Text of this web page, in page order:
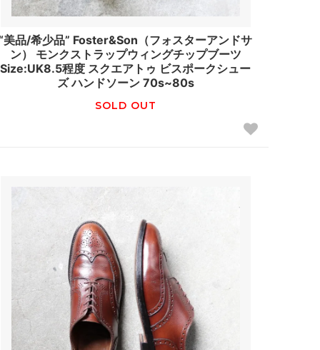
美品/希少品” Foster&Son（フォスターアンドサ
ン） モンクストラップウィングチップブーツ
Size:UK8.5程度 スクエアトゥ ビスポークシュー
ズ ハンドソーン 70s~80s
SOLD OUT